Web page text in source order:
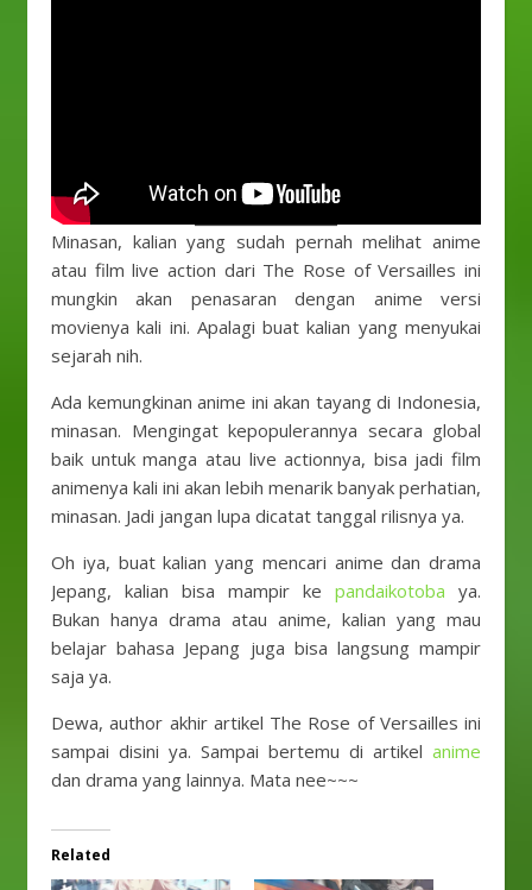
Minasan, kalian yang sudah pernah melihat anime
atau film live action dari The Rose of Versailles ini
mungkin akan penasaran dengan anime versi
movienya kali ini. Apalagi buat kalian yang menyukai
sejarah nih.
Ada kemungkinan anime ini akan tayang di Indonesia,
minasan. Mengingat kepopulerannya secara global
baik untuk manga atau live actionnya, bisa jadi film
animenya kali ini akan lebih menarik banyak perhatian,
minasan. Jadi jangan lupa dicatat tanggal rilisnya ya.
Oh iya, buat kalian yang mencari anime dan drama
Jepang, kalian bisa mampir ke pandaikotoba ya.
Bukan hanya drama atau anime, kalian yang mau
belajar bahasa Jepang juga bisa langsung mampir
saja ya.
Dewa, author akhir artikel The Rose of Versailles ini
sampai disini ya. Sampai bertemu di artikel anime
dan drama yang lainnya. Mata nee~~~
Related